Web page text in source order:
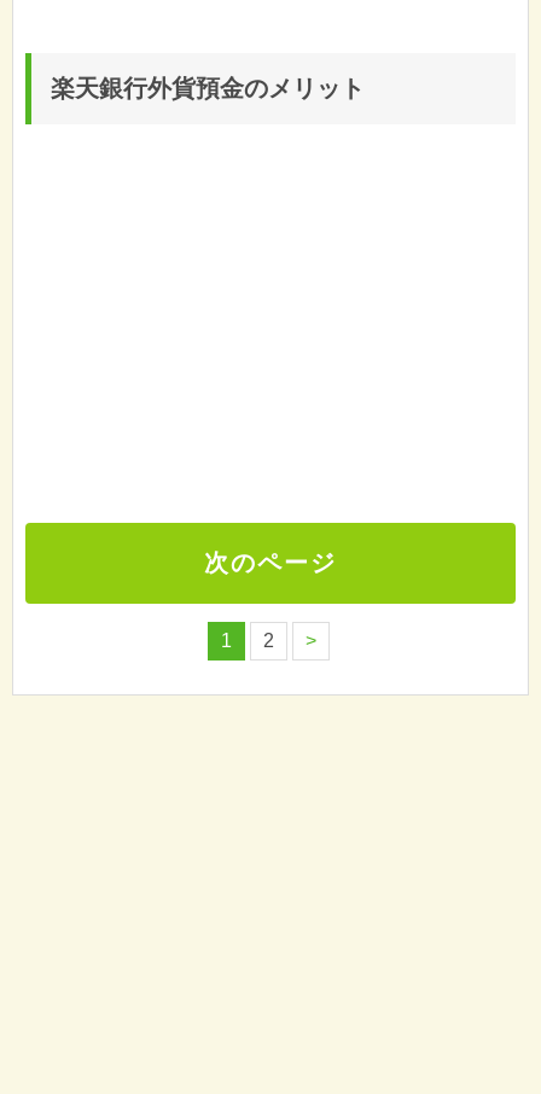
楽天銀行外貨預金のメリット
次のページ
1 2 >